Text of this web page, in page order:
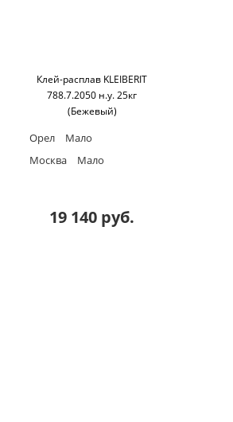
Клей-расплав KLEIBERIT
788.7.2050 н.у. 25кг
(Бежевый)
Орел
Мало
Москва
Мало
19 140 руб.